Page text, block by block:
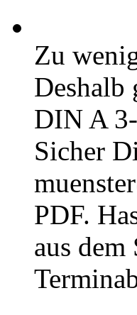
Zu
Deshalb
DIN A
Sicher
PDF.
aus